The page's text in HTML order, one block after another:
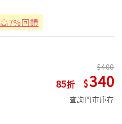
7%回饋
85
400
340
查詢門市庫存